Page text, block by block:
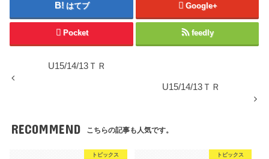
はてブ Google+
Pocket feedly
U15/14/13ＴＲ
U15/14/13ＴＲ
RECOMMEND こちらの記事も人気です。
トピックス トピックス